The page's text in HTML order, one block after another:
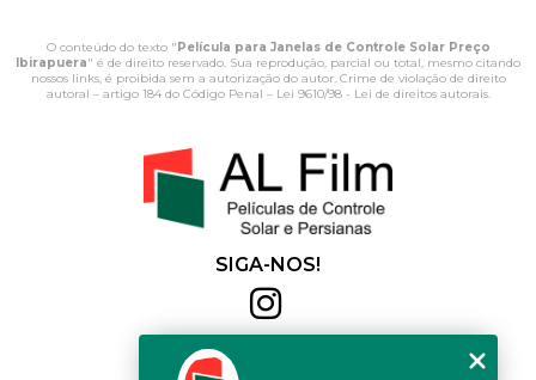
O conteúdo do texto " Película para Janelas de Controle Solar Preço
Ibirapuera" é de direito reservado. Sua reprodução, parcial ou total, mesmo citando
nossos links, é proibida sem a autorização do autor. Crime de violação de direito
autoral – artigo 184 do Código Penal – Lei 9610/98 - Lei de direitos autorais.
SIGA-NOS!